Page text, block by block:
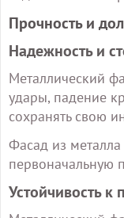
Прочность и
Надежность и
Металлический
удары, падение
сохранять свою
Фасад из
первоначальную
Устойчивость